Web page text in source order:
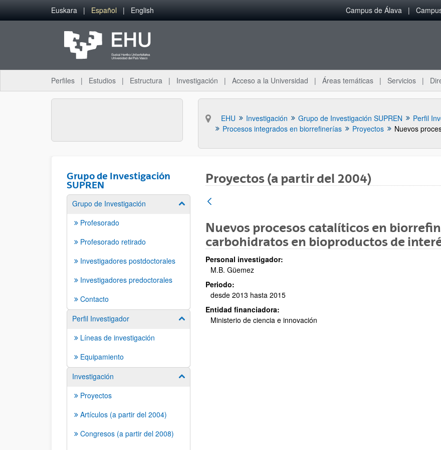
Saltar al contenido principal
Euskara Español English Campus de Álava
Perfiles Estudios Estructura Investigación Acceso a la Universidad Áreas temáticas Servicios
EHU Investigación Grupo de Investigación SUPREN Perfil
Procesos integrados en biorrefinerías
Proyectos
Grupo de Investigación
SUPREN
Grupo de Investigación Mostrar/ocultar subpáginas
Profesorado
Profesorado retirado
Investigadores postdoctorales
Investigadores predoctorales
Contacto
Perfil Investigador
Mostrar/ocultar subpáginas
Líneas de investigación
Equipamiento
Investigación
Mostrar/ocultar subpáginas
Proyectos
Artículos (a partir del 2004)
Congresos (a partir del 2008)
Proyectos (a partir del 2004)
Nuevos procesos catalíticos en
carbohidratos en bioproductos de
Personal investigador:
M.B. Güemez
Periodo:
desde 2013 hasta 2015
Entidad financiadora:
Ministerio de ciencia e innovación